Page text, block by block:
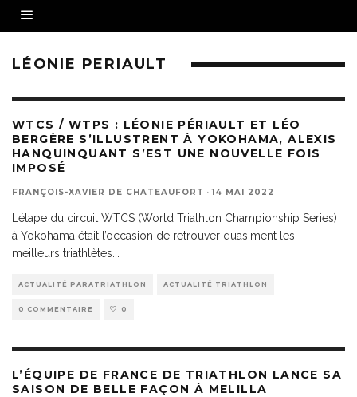
LÉONIE PERIAULT
WTCS / WTPS : LÉONIE PÉRIAULT ET LÉO
BERGÈRE S’ILLUSTRENT À YOKOHAMA, ALEXIS
HANQUINQUANT S’EST UNE NOUVELLE FOIS
IMPOSÉ
FRANÇOIS-XAVIER DE CHATEAUFORT · 14 MAI 2022
L’étape du circuit WTCS (World Triathlon Championship Series)
à Yokohama était l’occasion de retrouver quasiment les
meilleurs triathlètes
ACTUALITÉ PARATRIATHLON ACTUALITÉ TRIATHLON
0 COMMENTAIRE 0
L’ÉQUIPE DE FRANCE DE TRIATHLON LANCE SA
SAISON DE BELLE FAÇON À MELILLA